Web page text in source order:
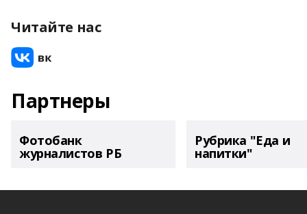
Читайте нас
Партнеры
Фотобанк
журналистов РБ
Рубрика "Еда и
напитки"